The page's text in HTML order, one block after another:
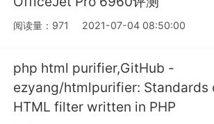
阅读量：971 2021-07-04 08:50:00
php html purifier,GitHub -
ezyang/htmlpurifier: Standards
HTML filter written in PHP